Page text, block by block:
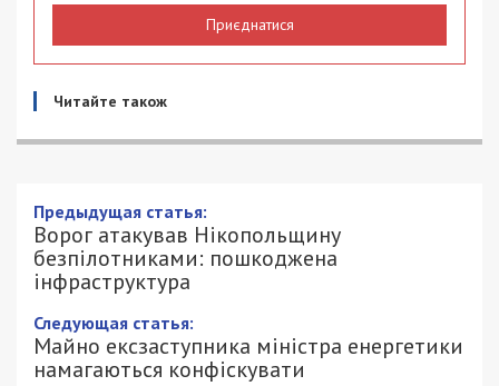
Приєднатися
Читайте також
Предыдущая статья:
Ворог атакував Нікопольщину
безпілотниками: пошкоджена
інфраструктура
Следующая статья:
Майно ексзаступника міністра енергетики
намагаються конфіскувати